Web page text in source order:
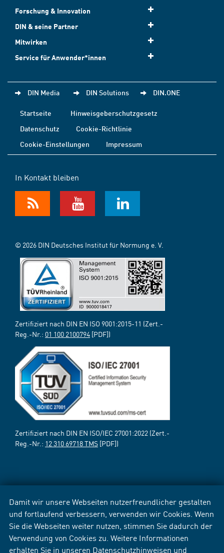
Damit wir unsere Webseiten nutzerfreundlicher gestalten
und fortlaufend verbessern, verwenden wir Cookies. Wenn
Sie die Webseiten weiter nutzen, stimmen Sie dadurch der
Verwendung von Cookies zu. Weitere Informationen
erhalten Sie in unseren Datenschutzhinweisen und
Forschung & Innovation
DIN & seine Partner
Mitwirken
Service für Anwender*innen
DIN Media DIN Solutions DIN.ONE
Startseite
Hinweisgeberschutzgesetz
Datenschutz
Cookie-Richtlinie
Cookie-Einstellungen
Impressum
In Kontakt bleiben
© 2026 DIN Deutsches Institut für Normung e. V.
Zertifiziert nach DIN EN ISO 9001:2015-11 (Zert.-
Reg.-Nr.: 01 100 2100794 [PDF])
Zertifiziert nach DIN EN ISO/IEC 27001:2022 (Zert.-
Reg.-Nr.: 12 310 69718 TMS [PDF])